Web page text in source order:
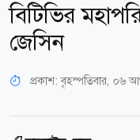
বিটিভির
জেসিন
প্রকাশ:বৃহস্পতিবার, ০৬